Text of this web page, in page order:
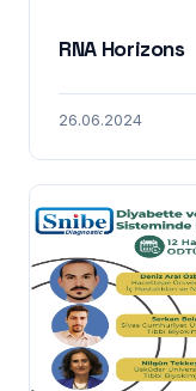
RNA Horizons
26.06.2024